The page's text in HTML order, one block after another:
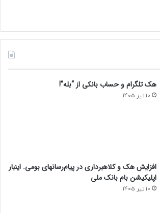
هک تلگرام و حساب بانکی از “بله”!
10 تیر 1405
افزایش هک و کلاهبرداری در پیام‌رسانهای بومی. اینبار
اپلیکیشن بام‌ بانک ملی
10 تیر 1405